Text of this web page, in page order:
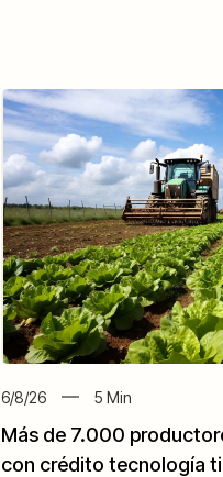
6/8/26 5 Min
Más de 7.000
con crédito tecnología